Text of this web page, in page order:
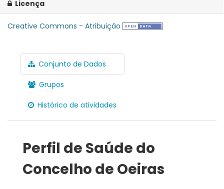
Licença
Creative Commons - Atribuição
Conjunto de Dados
Grupos
Histórico de atividades
Perfil de Saúde do
Concelho de Oeiras